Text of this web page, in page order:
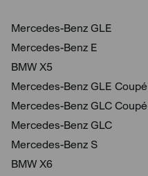
Mercedes-Benz GLE
Mercedes-Benz E
BMW X5
Mercedes-Benz GLE Coupé
Mercedes-Benz GLC Coupé
Mercedes-Benz GLC
Mercedes-Benz S
BMW X6